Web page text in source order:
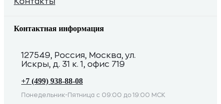
Контактная информация
127549, Россия, Москва, ул.
Искры, д. 31 к. 1, офис 719
+7 (499) 938-88-08
Понедельник-Пятница с 09:00 до 19:00 МСК